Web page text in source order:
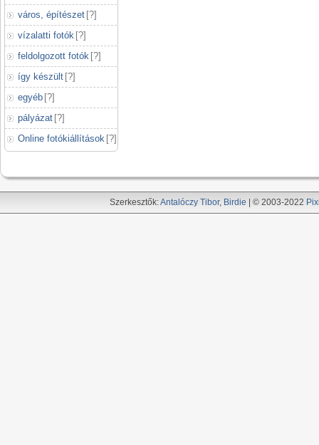
város, építészet [?]
vízalatti fotók [?]
feldolgozott fotók [?]
így készült [?]
egyéb [?]
pályázat [?]
Online fotókiállítások [?]
Szerkesztők:Antalóczy Tibor, Birdie | © 2003-2022